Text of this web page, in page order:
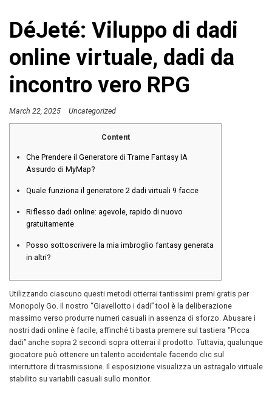
DéJeté: Viluppo di dadi
online virtuale, dadi da
incontro vero RPG
March 22, 2025 Uncategorized
Content
Che Prendere il Generatore di Trame Fantasy IA
Assurdo di MyMap?
Quale funziona il generatore 2 dadi virtuali 9 facce
Riflesso dadi online: agevole, rapido di nuovo
gratuitamente
Posso sottoscrivere la mia imbroglio fantasy generata
in altri?
Utilizzando ciascuno questi metodi otterrai tantissimi premi gratis per
Monopoly Go. Il nostro “Giavellotto i dadi” tool è la deliberazione
massimo verso produrre numeri casuali in assenza di sforzo. Abusare i
nostri dadi online è facile, affinché ti basta premere sul tastiera “Picca
dadi” anche sopra 2 secondi sopra otterrai il prodotto. Tuttavia, qualunque
giocatore può ottenere un talento accidentale facendo clic sul
interruttore di trasmissione. Il esposizione visualizza un astragalo virtuale
stabilito su variabili casuali sullo monitor.